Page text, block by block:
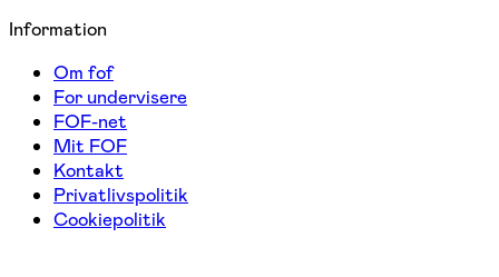
Information
Om fof
For undervisere
FOF-net
Mit FOF
Kontakt
Privatlivspolitik
Cookiepolitik